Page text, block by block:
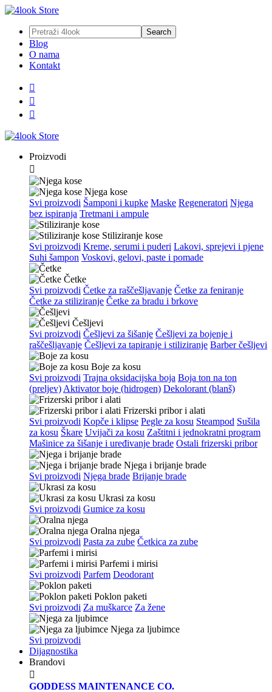
Blog
O nama
Kontakt



Proizvodi

Njega kose
Svi proizvodi Šamponi i kupke Maske Regeneratori Njega
bez ispiranja Tretmani i ampule
Stiliziranje kose
Svi proizvodi Kreme, serumi i puderi Lakovi, sprejevi i pjene
Suhi šampon Voskovi, gelovi, paste i pomade
Četke
Svi proizvodi Četke za raščešljavanje Četke za feniranje
Četke za stiliziranje Četke za bradu i brkove
Češljevi
Svi proizvodi Češljevi za šišanje Češljevi za bojenje i
raščešljavanje Češljevi za tapiranje i stiliziranje Barber češljevi
Boje za kosu
Svi proizvodi Trajna oksidacijska boja Boja ton na ton
(preljev) Aktivator boje (hidrogen) Dekolorant (blanš)
Frizerski pribor i alati
Svi proizvodi Kopče i klipse Pegle za kosu Steampod Sušila
za kosu Škare Uvijači za kosu Zaštitni i jednokratni program
Mašinice za šišanje i uređivanje brade Ostali frizerski pribor
Njega i brijanje brade
Svi proizvodi Njega brade Brijanje brade
Ukrasi za kosu
Svi proizvodi Gumice za kosu
Oralna njega
Svi proizvodi Pasta za zube Četkica za zube
Parfemi i mirisi
Svi proizvodi Parfem Deodorant
Poklon paketi
Svi proizvodi Za muškarce Za žene
Njega za ljubimce
Svi proizvodi
Dijagnostika
Brandovi

GODDESS MAINTENANCE CO.